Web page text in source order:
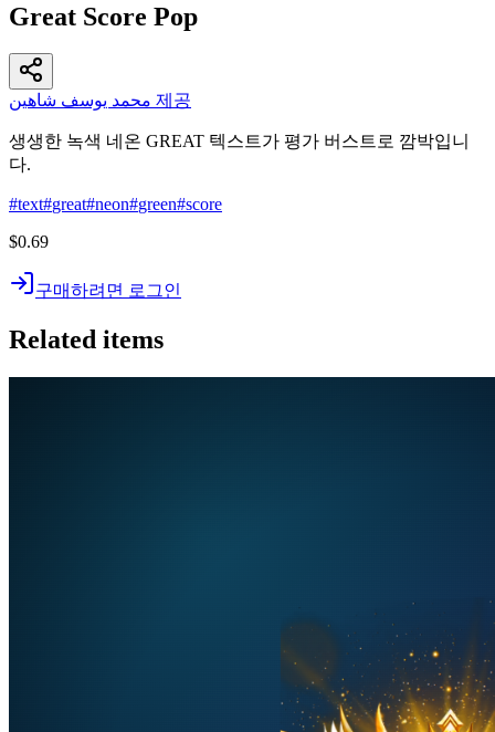
Great Score Pop
محمد يوسف شاهين 제공
생생한 녹색 네온 GREAT 텍스트가 평가 버스트로 깜박입니
다.
#text#great#neon#green#score
$0.69
구매하려면 로그인
Related items